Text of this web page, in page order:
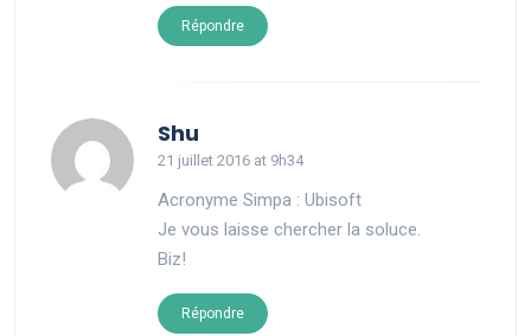
Répondre
Shu
21 juillet 2016 at 9h34
Acronyme Simpa : Ubisoft
Je vous laisse chercher la soluce.
Biz!
Répondre